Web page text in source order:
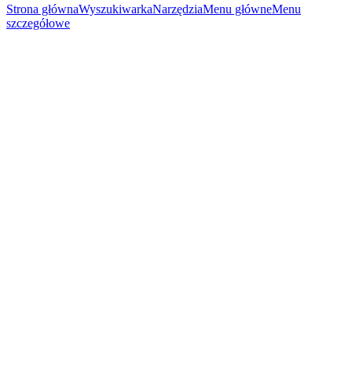
Strona głównaWyszukiwarkaNarzędziaMenu główneMenu
szczegółowe